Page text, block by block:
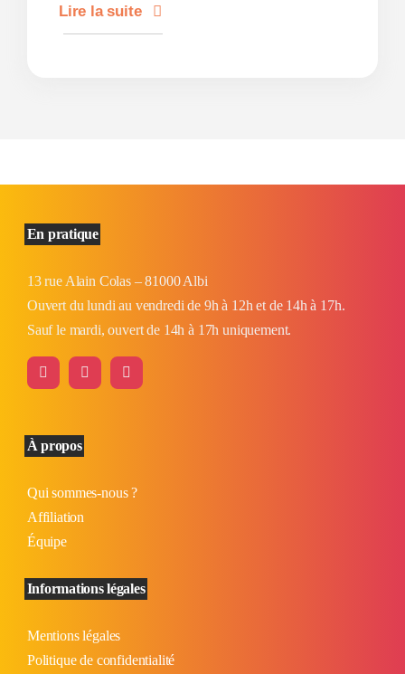
Lire la suite
En pratique
13 rue Alain Colas – 81000 Albi
Ouvert du lundi au vendredi de 9h à 12h et de 14h à 17h.
Sauf le mardi, ouvert de 14h à 17h uniquement.
À propos
Qui sommes-nous ?
Affiliation
Équipe
Informations légales
Mentions légales
Politique de confidentialité